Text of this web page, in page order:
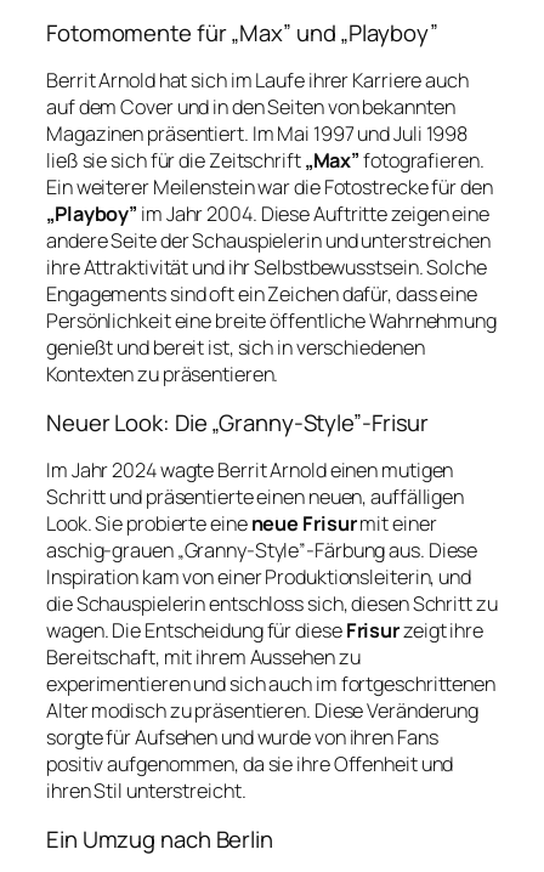
Fotomomente für „Max” und „Playboy”
Berrit Arnold hat sich im Laufe ihrer Karriere auch
auf dem Cover und in den Seiten von bekannten
Magazinen präsentiert. Im Mai 1997 und Juli 1998
ließ sie sich für die Zeitschrift„Max”fotografieren.
Ein weiterer Meilenstein war die Fotostrecke für den
„Playboy” im Jahr 2004. Diese Auftritte zeigen eine
andere Seite der Schauspielerin und unterstreichen
ihre Attraktivität und ihr Selbstbewusstsein. Solche
Engagements sind oft ein Zeichen dafür, dass eine
Persönlichkeit eine breite öffentliche Wahrnehmung
genießt und bereit ist, sich in verschiedenen
Kontexten zu präsentieren.
Neuer Look: Die „Granny-Style”-Frisur
Im Jahr 2024 wagte Berrit Arnold einen mutigen
Schritt und präsentierte einen neuen, auffälligen
Look. Sie probierte eineneue Frisurmit einer
aschig-grauen „Granny-Style”-Färbung aus. Diese
Inspiration kam von einer Produktionsleiterin, und
die Schauspielerin entschloss sich, diesen Schritt zu
wagen. Die Entscheidung für dieseFrisurzeigt ihre
Bereitschaft, mit ihrem Aussehen zu
experimentieren und sich auch im fortgeschrittenen
Alter modisch zu präsentieren. Diese Veränderung
sorgte für Aufsehen und wurde von ihren Fans
positiv aufgenommen, da sie ihre Offenheit und
ihren Stil unterstreicht.
Ein Umzug nach Berlin